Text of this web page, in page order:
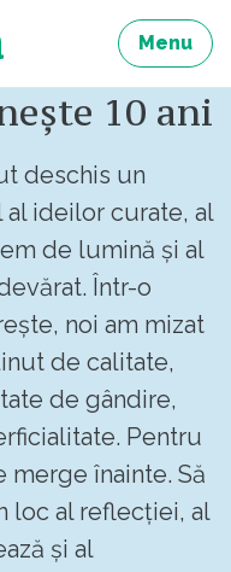
Menu
10 ani
deschis un
al ideilor curate, al
de lumină și al
Într-o
noi am mizat
de calitate,
de gândire,
Pentru
merge înainte. Să
loc al reflecției, al
și al